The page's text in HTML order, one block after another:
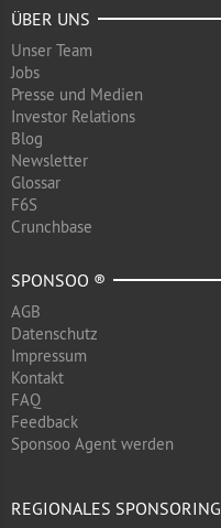
ÜBER UNS
Unser Team
Jobs
Presse und Medien
Investor Relations
Blog
Newsletter
Glossar
F6S
Crunchbase
SPONSOO ®
AGB
Datenschutz
Impressum
Kontakt
FAQ
Feedback
Sponsoo Agent werden
REGIONALES SPONSORING